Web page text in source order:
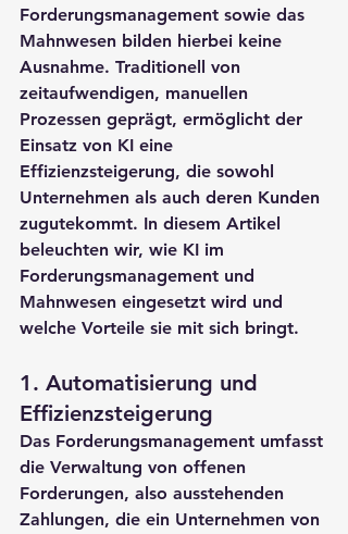
Forderungsmanagement sowie das
Mahnwesen bilden hierbei keine
Ausnahme. Traditionell von
zeitaufwendigen, manuellen
Prozessen geprägt, ermöglicht der
Einsatz von KI eine
Effizienzsteigerung, die sowohl
Unternehmen als auch deren Kunden
zugutekommt. In diesem Artikel
beleuchten wir, wie KI im
Forderungsmanagement und
Mahnwesen eingesetzt wird und
welche Vorteile sie mit sich bringt.
1. Automatisierung und
Effizienzsteigerung
Das Forderungsmanagement umfasst
die Verwaltung von offenen
Forderungen, also ausstehenden
Zahlungen, die ein Unternehmen von